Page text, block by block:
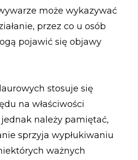
może wykazywać
przez co u osób
pojawić się objawy
stosuje się
na właściwości
należy pamiętać,
sprzyja wypłukiwaniu
ważnych